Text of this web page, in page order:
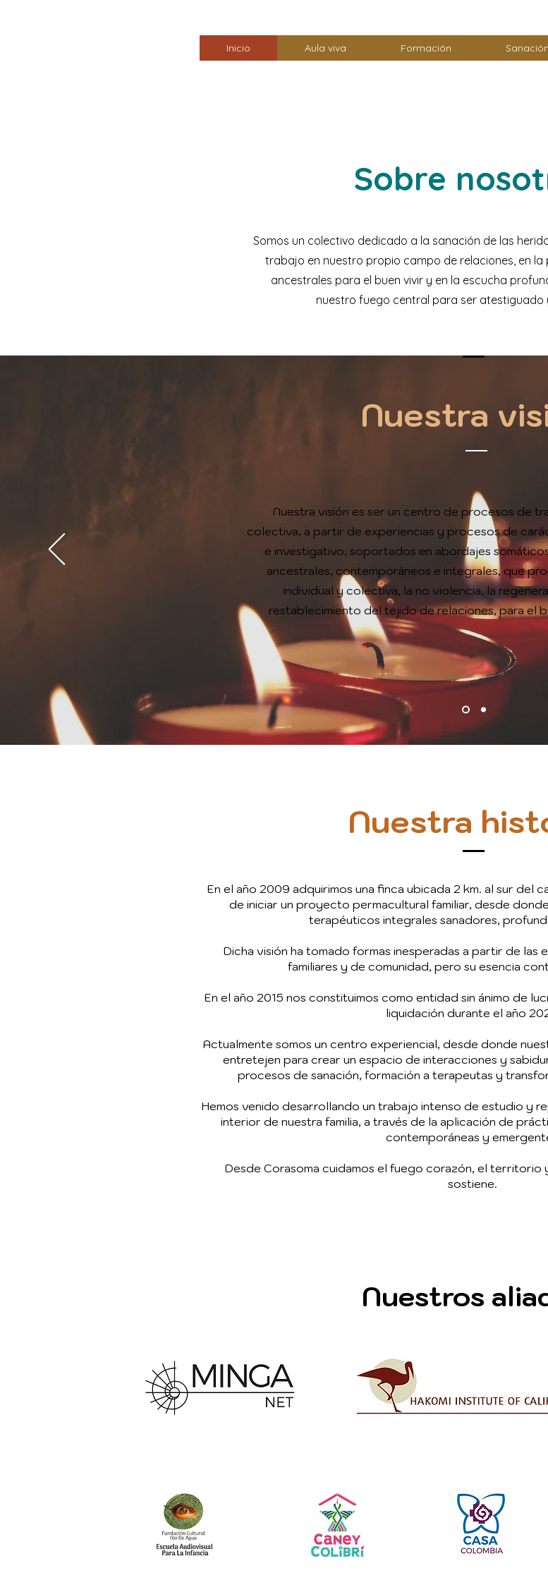
Inicio Aula viva Formación
Sobre
Somos un colectivo dedicado a la sanación de las
trabajo en nuestro propio campo de relaciones, en
ancestrales para el buen vivir y en la escucha
nuestro fuego central para ser
Nuestra
Nuestra visión es ser un centro de procesos de
colectiva, a partir de experiencias y procesos de
e investigativo, soportados en abordajes
ancestrales, contemporáneos e integrales, que
individual y colectiva, la no violencia, la
restablecimiento del tejido de relaciones, para el
Nuestra
En el año 2009 adquirimos una finca ubicada 2 km. al sur del
de iniciar un proyecto permacultural familiar, desde
terapéuticos integrales sanadores,
Dicha visión ha tomado formas inesperadas a partir de las
familiares y de comunidad, pero su esencia
En el año 2015 nos constituimos como entidad sin ánimo de
liquidación durante el año
Actualmente somos un centro experiencial, desde donde
entretejen para crear un espacio de interacciones y
procesos de sanación, formación a terapeutas y
Hemos venido desarrollando un trabajo intenso de estudio y
interior de nuestra familia, a través de la aplicación de
contemporáneas y
Desde Corasoma cuidamos el fuego corazón, el territorio
sostiene.
Nuestros